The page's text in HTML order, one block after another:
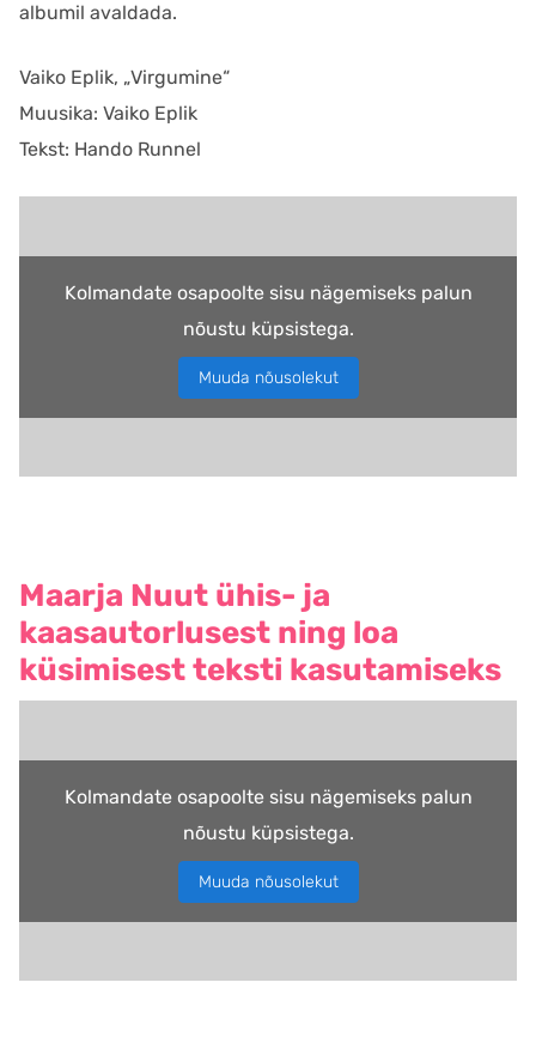
albumil avaldada.
Vaiko Eplik, „Virgumine“
Muusika: Vaiko Eplik
Tekst: Hando Runnel
Kolmandate osapoolte sisu nägemiseks palun
nõustu küpsistega.
Muuda nõusolekut
Maarja Nuut ühis- ja
kaasautorlusest ning loa
küsimisest teksti kasutamiseks
Kolmandate osapoolte sisu nägemiseks palun
nõustu küpsistega.
Muuda nõusolekut